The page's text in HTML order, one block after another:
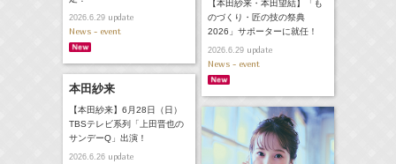
2026.6.29update
News - event
【本田紗来・本田望結】「も
のづくり・匠の技の祭典
2026」サポーターに就任！
2026.6.29update
News - event
本田紗来
【本田紗来】6月28日（日）
TBSテレビ系列「上田晋也の
サンデーQ」出演！
2026.6.26update